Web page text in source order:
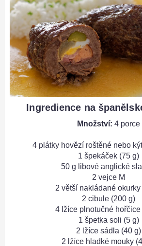
Ingredience na
Množství: 4 porce
4 plátky hovězí roštěné nebo
1 špekáček (75 g)
50 g libové anglické
2 vejce M
2 větší nakládané okurky
2 cibule (200 g)
4 lžíce plnotučné hořčice
1 špetka soli (5 g)
2 lžíce sádla (40 g)
2 lžíce hladké mouky